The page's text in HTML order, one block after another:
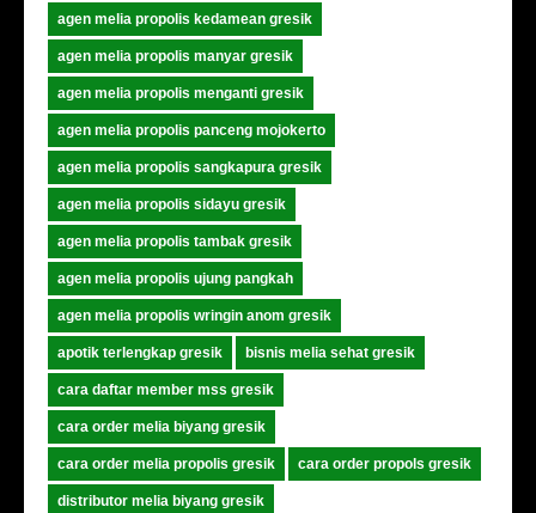
agen melia propolis kedamean gresik
agen melia propolis manyar gresik
agen melia propolis menganti gresik
agen melia propolis panceng mojokerto
agen melia propolis sangkapura gresik
agen melia propolis sidayu gresik
agen melia propolis tambak gresik
agen melia propolis ujung pangkah
agen melia propolis wringin anom gresik
apotik terlengkap gresik bisnis melia sehat gresik
cara daftar member mss gresik
cara order melia biyang gresik
cara order melia propolis gresik cara order propols gresik
distributor melia biyang gresik